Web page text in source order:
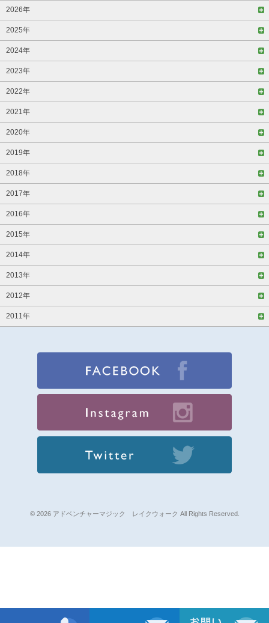
2026年
2025年
2024年
2023年
2022年
2021年
2020年
2019年
2018年
2017年
2016年
2015年
2014年
2013年
2012年
2011年
© 2026 アドベンチャーマジック レイクウォーク All Rights Reserved.